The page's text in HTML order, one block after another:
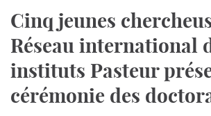
Cinq jeunes
Réseau international
instituts Pasteur
cérémonie des